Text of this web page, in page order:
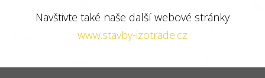
Navštivte také naše další webové stránky
www.stavby-izotrade.cz